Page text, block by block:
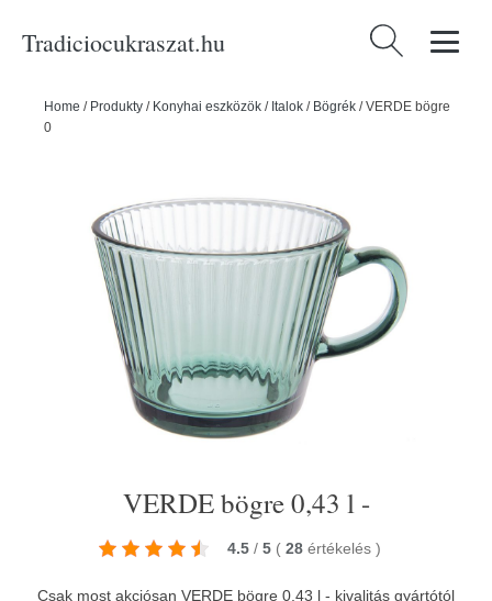
Tradiciocukraszat.hu Keresés:
Home / Produkty / Konyhai eszközök / Italok / Bögrék /VERDE bögre
0,43 l -
VERDE bögre 0,43 l -
4.5 / 5 ( 28 értékelés )
Csak most akciósan VERDE bögre 0,43 l - kivalitás gyártótól